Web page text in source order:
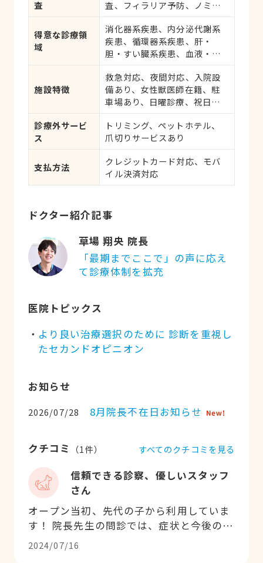
査
査、フィラリア予防、ノミ・
応、健康診断、各種検査、外
科手術
得意な診療領
域
消化器系疾患、内分泌代謝系
疾患、循環器系疾患、肝・
胆・すい臓系疾患、血液・免
虫、呼吸器系疾患、腎・泌尿
器系疾患、腫瘍・がん、アレ
ルギー
施設特徴
救急対応、夜間対応、入院設
備あり、女性獣医師在籍、駐
車場あり、日曜診療、祝日診
診療外サービ
ス
トリミング、ペットホテル、
爪切りサービスあり
支払方法
クレジットカード対応、モバ
イル決済対応
ドクター紹介記事
草場 翔央 院長
「最期までここで」の声に応え
て診療体制を拡充
医院トピックス
より良い治療選択のために 診断を重視し
たセカンドオピニオン
お知らせ
2026/07/28 8月院長不在日お知らせ
クチコミ （1件）
信頼できる診察、優しいスタッフ
さん
オープン当初、先代の子から利用していま
す！ 院長先生の問診では、症状と今後の治
療方針をロジカルに説明してくださるの
で、情報がわかりやすく入ってきてありが
2024/07/16
すべてのクチコミを見る